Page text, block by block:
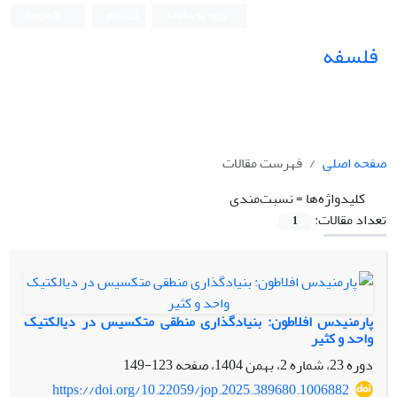
فلسفه
صفحه اصلی
فهرست مقالات
کلیدواژه‌ها =نسبت‌مندی
تعداد مقالات:
1
پارمنیدس افلاطون: بنیادگذاری منطقی متکسیس در دیالکتیک
واحد و کثیر
دوره 23، شماره 2، بهمن 1404، صفحه
123-149
https://doi.org/10.22059/jop.2025.389680.1006882